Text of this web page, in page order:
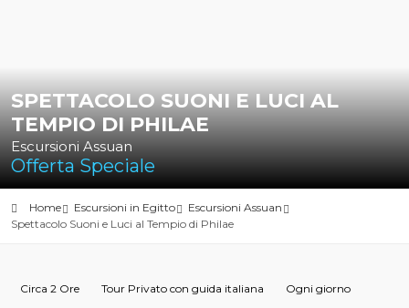
SPETTACOLO SUONI E LUCI AL
TEMPIO DI PHILAE
Escursioni Assuan
Offerta Speciale
Home Escursioni in Egitto
Escursioni Assuan
Spettacolo Suoni e Luci al Tempio di Philae
Circa 2 Ore Tour Privato con guida italiana Ogni giorno